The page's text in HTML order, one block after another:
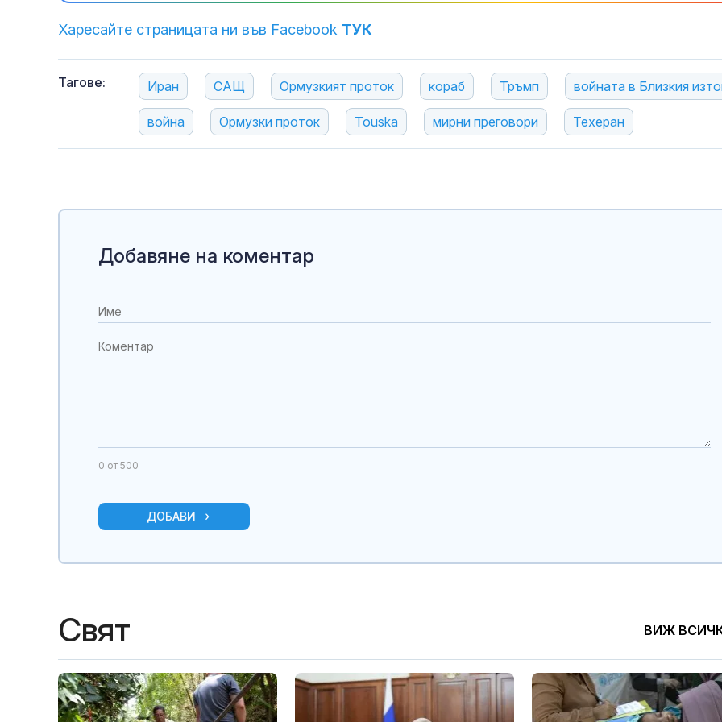
Харесайте страницата ни във Facebook ТУК
Тагове: Иран САЩ Ормузкият проток кораб Тръмп войната в Близкия
война Ормузки проток Touska мирни преговори Техеран
Добавяне на коментар
0 от 500
ДОБАВИ
Свят ВИЖ